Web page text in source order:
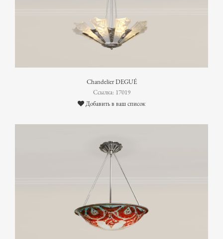
Chandelier DEGUÉ
Ссылка: 17019
Добавить в ваш список